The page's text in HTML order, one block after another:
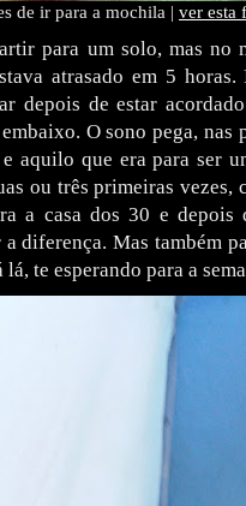
de ir para a mochila | ver esta
para um solo, mas no
atrasado em 5 horas.
depois de estar
O sono pega, nas
aquilo que era para ser
ou três primeiras vezes,
a casa dos 30 e depois
diferença. Mas também
te esperando para a